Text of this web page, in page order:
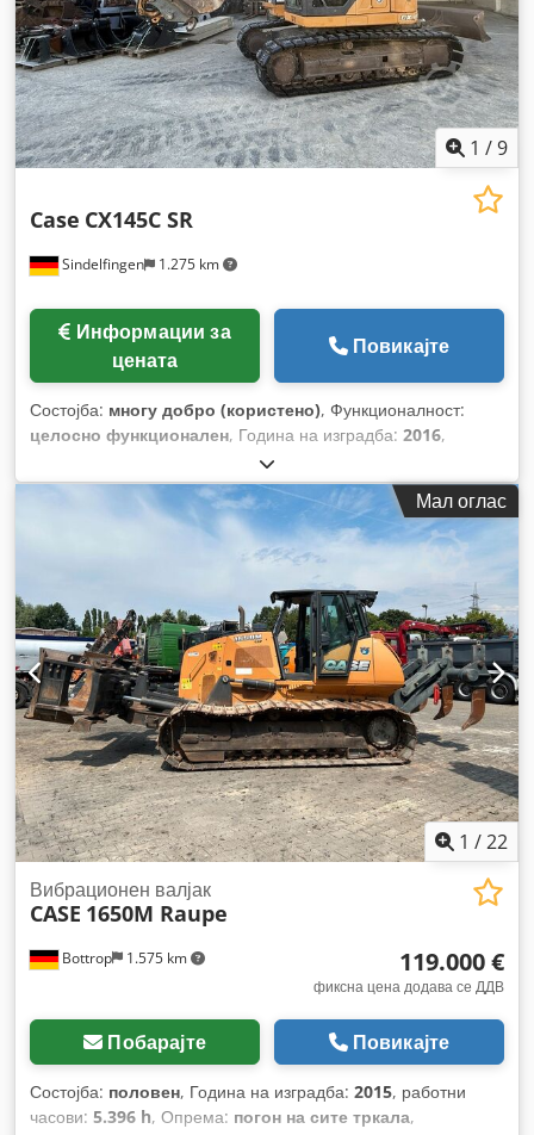
1 /9
Sindelfingen 1.275 km
Case CX145C SR
цената
Повикајте
Состојба: многу добро (користено), Функционалност:
целосно функционален, Година на изградба: 2016,
Мал оглас
1 /22
Bottrop 1.575 km
Вибрационен валјак
CASE 1650M Raupe
119.000 €
фиксна цена додава се ДДВ
Побарајте Повикајте
Состојба: половен, Година на изградба: 2015, работни
часови: 5.396 h, Опрема: погон на сите тркала,